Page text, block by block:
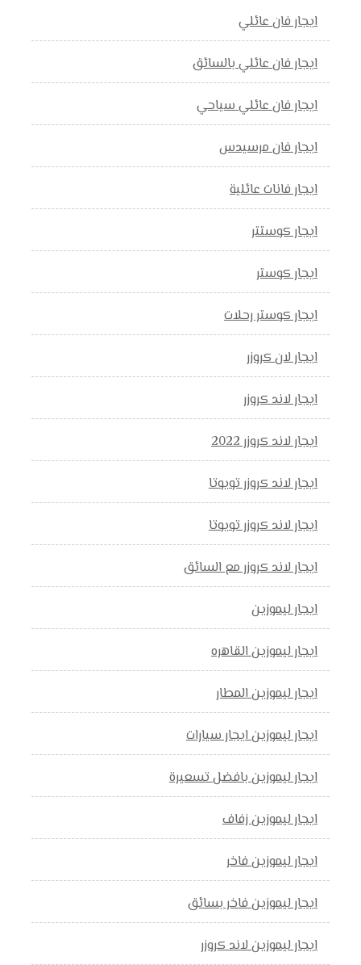
ايجار فان عائلي
ايجار فان عائلي بالسائق
ايجار فان عائلي سياحي
ايجار فان مرسيدس
ايجار فانات عائلية
ايجار كوستتر
ايجار كوستر
ايجار كوستر رحلات
ايجار لان كروزر
ايجار لاند كروزر
ايجار لاند كروزر 2022
ايجار لاند كروزر تويوتا
ايجار لاند كروزر تويوتا
ايجار لاند كروزر مع السائق
ايجار ليموزين
ايجار ليموزين القاهره
ايجار ليموزين المطار
ايجار ليموزين ايجار سيارات
ايجار ليموزين بافضل تسعيرة
ايجار ليموزين زفاف
ايجار ليموزين فاخر
ايجار ليموزين فاخر بسائق
ايجار ليموزين لاند كروزر